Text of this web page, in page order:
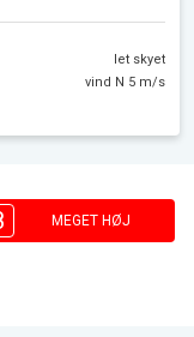
let skyet
vind N 5 m/s
MEGET HØJ